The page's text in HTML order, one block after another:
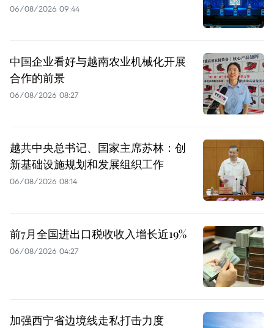
06/08/2026 09:44
中国企业看好与越南农业机械化开展
合作的前景
06/08/2026 08:27
越共中央总书记、国家主席苏林：创
新基础设施规划和发展组织工作
06/08/2026 08:14
前7月全国进出口税收收入增长近19%
06/08/2026 04:27
加强西宁省边境线走私打击力度